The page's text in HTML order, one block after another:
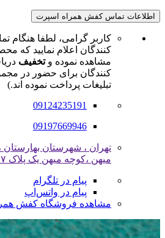
اطلاعات تماس کفش همراه اسپرت
کاربر گرامی، لطفا هنگام
کنندگان اعلام نمایید که
مشاهده نموده وتخفیف
کنندگان برای حضور در
تبلیغات پرداخت نموده اند.)
09124235191
09197669946
میهن ،کوچه میهن یک پلاک ۱۷
پیام در تلگرام
پیام در واتس‌اپ
مشاهده فروشگاه کفش